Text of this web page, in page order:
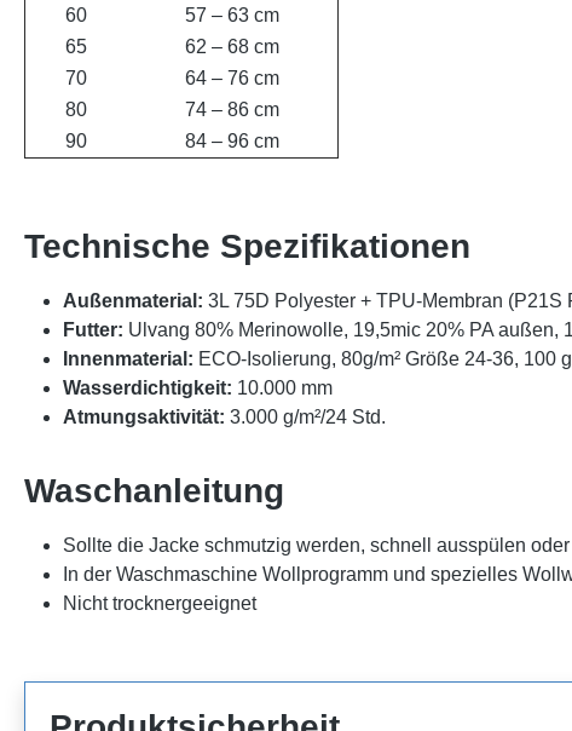
60
57 – 63 cm
65
62 – 68 cm
70
64 – 76 cm
80
74 – 86 cm
90
84 – 96 cm
Technische Spezifikationen
Außenmaterial: 3L 75D Polyester + TPU-Membran (P21S
Futter: Ulvang 80% Merinowolle, 19,5mic 20% PA außen,
Innenmaterial: ECO-Isolierung, 80g/m² Größe 24-36, 100
Wasserdichtigkeit: 10.000 mm
Atmungsaktivität: 3.000 g/m²/24 Std.
Waschanleitung
Sollte die Jacke schmutzig werden, schnell ausspülen
In der Waschmaschine Wollprogramm und spezielles
Nicht trocknergeeignet